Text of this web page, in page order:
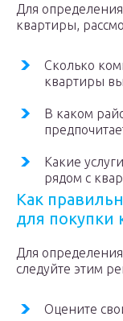
Для
квартиры,
Сколько
квартиры
В каком
Какие
рядом с
Как
для покупки
Для
следуйте этим
Оцените